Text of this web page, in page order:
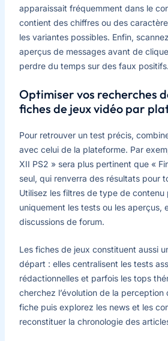
apparaissait fréquemment dans le
contient des chiffres ou des
les variantes possibles. Enfin,
aperçus de messages avant de
perdre du temps sur des faux positifs.
Optimiser vos recherches
fiches de jeux vidéo par
Pour retrouver un test précis,
avec celui de la plateforme. Par
XII PS2 » sera plus pertinent que «
seul, qui renverra des résultats pour
Utilisez les filtres de type de contenu
uniquement les tests ou les aperçus,
discussions de forum.
Les fiches de jeux constituent aussi
départ : elles centralisent les tests
rédactionnelles et parfois les tops
cherchez l’évolution de la perception
fiche puis explorez les news et les
reconstituer la chronologie des